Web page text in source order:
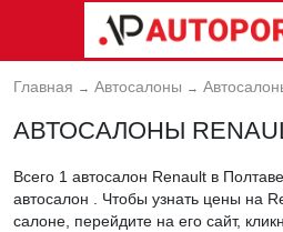
Главная → Автосалоны →
АВТОСАЛОНЫ
Всего 1 автосалон Renault в
автосалон . Чтобы узнать цены на
салоне, перейдите на его сайт,